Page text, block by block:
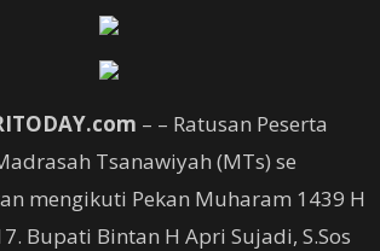
– – Ratusan Peserta
Tsanawiyah (MTs) se
mengikuti Pekan Muharam 1439 H
Bupati Bintan H Apri Sujadi, S.Sos